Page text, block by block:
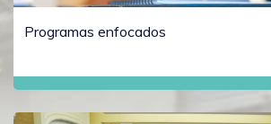
Programas enfocados